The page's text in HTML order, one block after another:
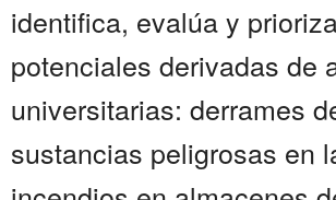
identifica, evalúa y
potenciales derivadas de
universitarias: derrames
sustancias peligrosas en